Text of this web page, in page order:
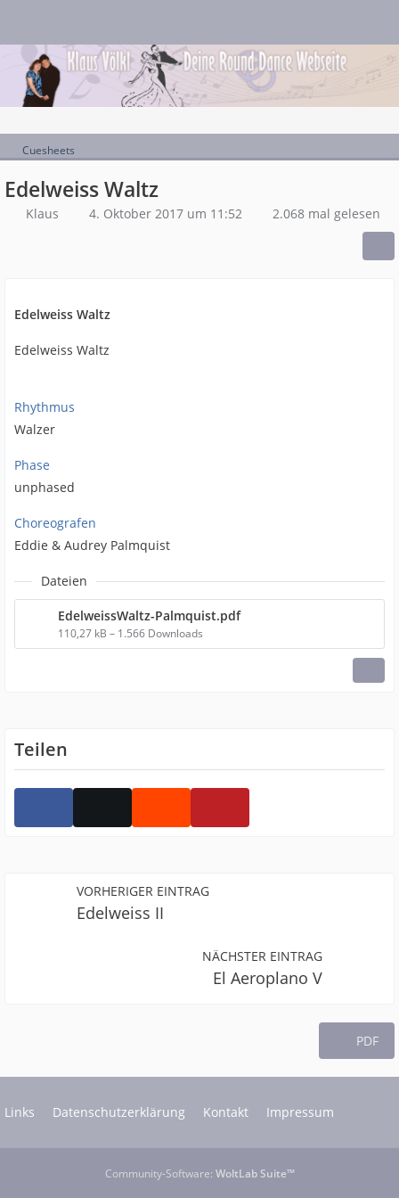
Cuesheets
Edelweiss Waltz
Klaus 4. Oktober 2017 um 11:52 2.068 mal gelesen
Edelweiss Waltz
Edelweiss Waltz
Rhythmus
Walzer
Phase
unphased
Choreografen
Eddie & Audrey Palmquist
Dateien
EdelweissWaltz-Palmquist.pdf
110,27 kB – 1.566 Downloads
Teilen
VORHERIGER EINTRAG
Edelweiss II
NÄCHSTER EINTRAG
El Aeroplano V
PDF
Links Datenschutzerklärung Kontakt Impressum
Community-Software: WoltLab Suite™